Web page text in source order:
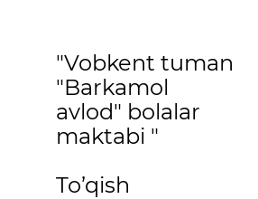
"Vobkent tuman
"Barkamol
avlod" bolalar
maktabi "
To’qish